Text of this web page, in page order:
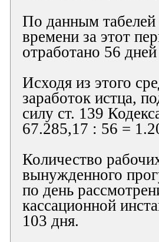
По данным табелей
времени за этот
отработано 56
Исходя из этого
заработок истца,
силу ст. 139
67.285,17 : 56 =
Количество
вынужденного
по день
кассационной
103 дня.